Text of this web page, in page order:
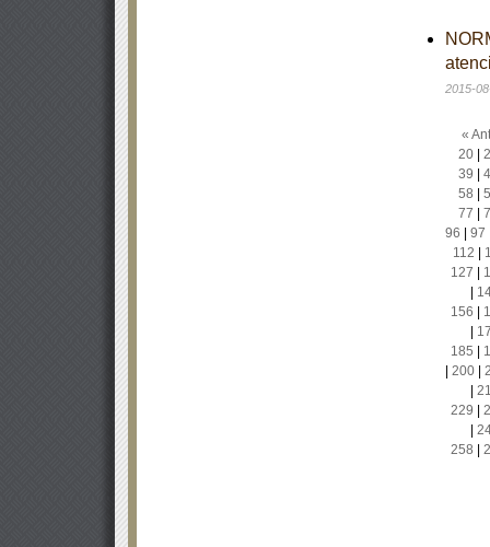
2015-
«
20|
39
58
77
96
97
112
127
156
185
200|
229
258